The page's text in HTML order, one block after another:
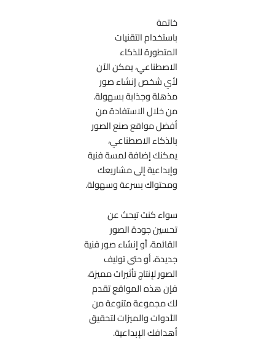
خاتمة
باستخدام التقنيات
المتطورة للذكاء
الاصطناعي، يمكن الآن
لأي شخص إنشاء صور
مذهلة وجذابة بسهولة.
من خلال الاستفادة من
أفضل مواقع صنع الصور
بالذكاء الاصطناعي،
يمكنك إضافة لمسة فنية
وإبداعية إلى مشاريعك
ومحتواك بسرعة وسهولة.
سواء كنت تبحث عن
تحسين جودة الصور
القائمة، أو إنشاء صور فنية
جديدة، أو حتى توليف
الصور لإنتاج تأثيرات مميزة،
فإن هذه المواقع تقدم
لك مجموعة متنوعة من
الأدوات والميزات لتحقيق
أهدافك الإبداعية.